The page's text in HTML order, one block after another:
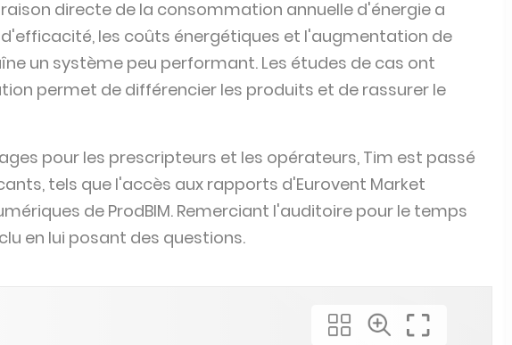
un système peu performant. Les études de cas ont
permet de différencier les produits et de rassurer le
pour les prescripteurs et les opérateurs, Tim est passé
de ProdBIM. Remerciant l'auditoire pour le temps
en lui posant des questions.